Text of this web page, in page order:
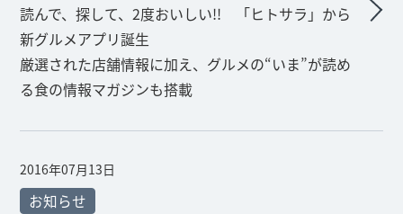
読んで、探して、2度おいしい!! 「ヒトサラ」から
新グルメアプリ誕生
厳選された店舗情報に加え、グルメの“いま”が読め
る食の情報マガジンも搭載
2016年07月13日
お知らせ